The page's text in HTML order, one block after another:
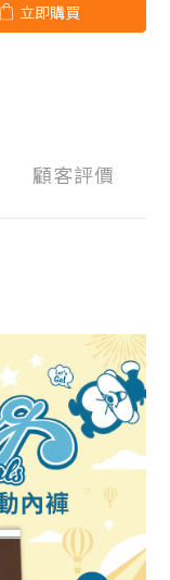
立即購買
顧客評價